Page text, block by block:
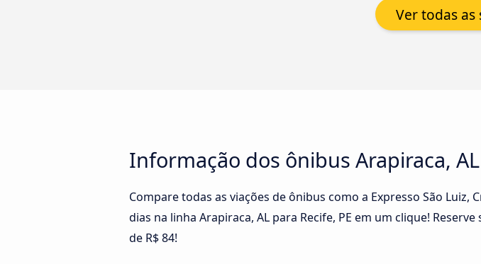
Ver todas
Informação dos ônibus Arapiraca, AL
Compare todas as viações de ônibus como a Expresso São
dias na linha Arapiraca, AL para Recife, PE em um clique!
de R$ 84!